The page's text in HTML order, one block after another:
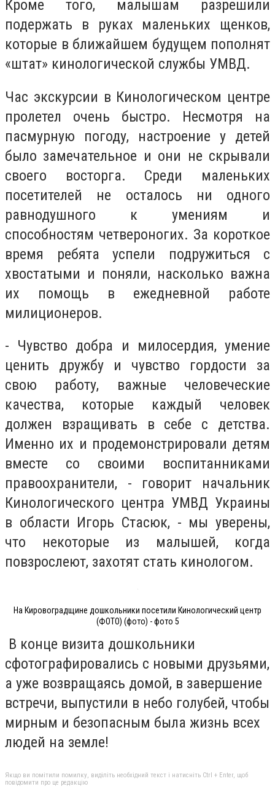
Кроме того, малышам разрешили
подержать в руках маленьких щенков,
которые в ближайшем будущем пополнят
«штат» кинологической службы УМВД.
Час экскурсии в Кинологическом центре
пролетел очень быстро. Несмотря на
пасмурную погоду, настроение у детей
было замечательное и они не скрывали
своего восторга. Среди маленьких
посетителей не осталось ни одного
равнодушного к умениям и
способностям четвероногих. За короткое
время ребята успели подружиться с
хвостатыми и поняли, насколько важна
их помощь в ежедневной работе
милиционеров.
- Чувство добра и милосердия, умение
ценить дружбу и чувство гордости за
свою работу, важные человеческие
качества, которые каждый человек
должен взращивать в себе с детства.
Именно их и продемонстрировали детям
вместе со своими воспитанниками
правоохранители, - говорит начальник
Кинологического центра УМВД Украины
в области Игорь Стасюк, - мы уверены,
что некоторые из малышей, когда
повзрослеют, захотят стать кинологом.
На Кировоградщине дошкольники посетили Кинологический центр
(ФОТО) (фото) - фото 5
В конце визита дошкольники
сфотографировались с новыми друзьями,
а уже возвращаясь домой, в завершение
встречи, выпустили в небо голубей, чтобы
мирным и безопасным была жизнь всех
людей на земле!
Якщо ви помітили помилку, виділіть необхідний текст і натисніть Ctrl + Enter, щоб
повідомити про це редакцію